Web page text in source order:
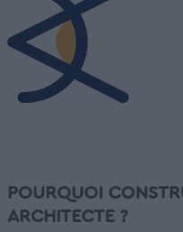
POURQUOI
ARCHITECTE ?